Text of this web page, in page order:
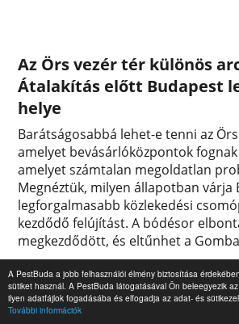
A PestBuda a jobb felhasználói élmény biztosítása érdekében
sütiket használ. A PestBuda látogatásával Ön beleegyezik az
ilyen adatfájlok fogadásába és elfogadja az adat- és
További információk
Az Örs vezér tér különös
Átalakítás előtt Budapest
helye
Barátságosabbá lehet-e tenni az
amelyet bevásárlóközpontok fognak
amelyet számtalan megoldatlan
Megnéztük, milyen állapotban várja
legforgalmasabb közlekedési
kezdődő felújítást. A bódésor
megkezdődött, és eltűnhet a